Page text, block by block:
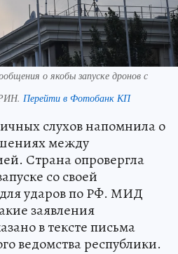
о якобы запуске дронов с
Перейти в Фотобанк КП
слухов напомнила о
между
Страна опровергла
со своей
ударов по РФ. МИД
заявления
в тексте письма
ведомства республики.